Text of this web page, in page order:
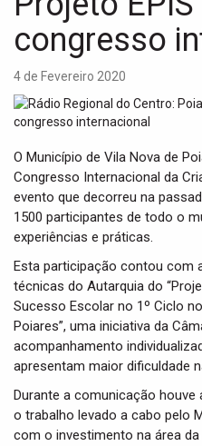
congresso
4 de Fevereiro 2020
O Município de Vila Nova de
Congresso Internacional da
evento que decorreu na
1500 participantes de todo o
experiências e práticas.
Esta participação contou com
técnicas do Autarquia do
Sucesso Escolar no 1º Ciclo
Poiares”, uma iniciativa da
acompanhamento
apresentam maior dificuldade
Durante a comunicação houve
o trabalho levado a cabo pelo
com o investimento na área